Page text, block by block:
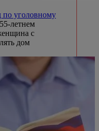
по уголовному
летнем
с
дом